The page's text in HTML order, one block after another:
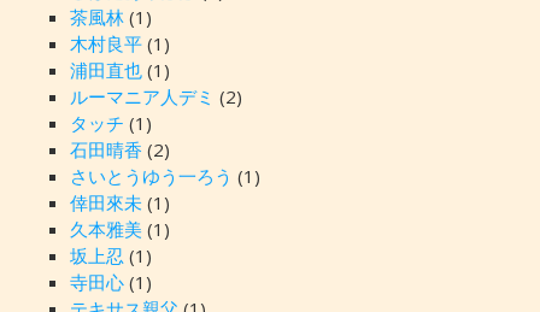
茶風林(1)
木村良平(1)
浦田直也(1)
ルーマニア人デミ (2)
タッチ (1)
石田晴香 (2)
さいとうゆう一ろう (1)
倖田來未(1)
久本雅美(1)
坂上忍 (1)
寺田心(1)